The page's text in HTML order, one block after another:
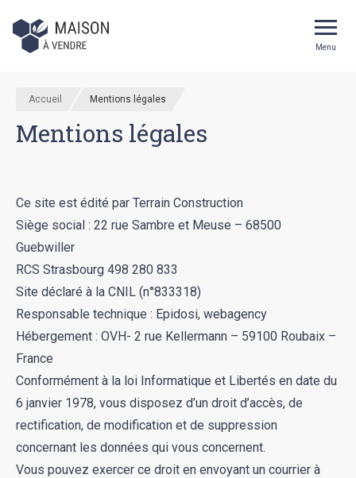
Menu
Accueil Mentions légales
Mentions légales
Ce site est édité par Terrain Construction
Siège social : 22 rue Sambre et Meuse – 68500
Guebwiller
RCS Strasbourg 498 280 833
Site déclaré à la CNIL (n°833318)
Responsable technique : Epidosi, webagency
Hébergement : OVH- 2 rue Kellermann – 59100 Roubaix –
France
Conformément à la loi Informatique et Libertés en date du
6 janvier 1978, vous disposez d’un droit d’accès, de
rectification, de modification et de suppression
concernant les données qui vous concernent.
Vous pouvez exercer ce droit en envoyant un courrier à